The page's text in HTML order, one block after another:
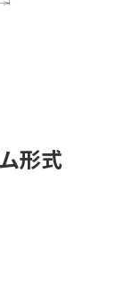
形式